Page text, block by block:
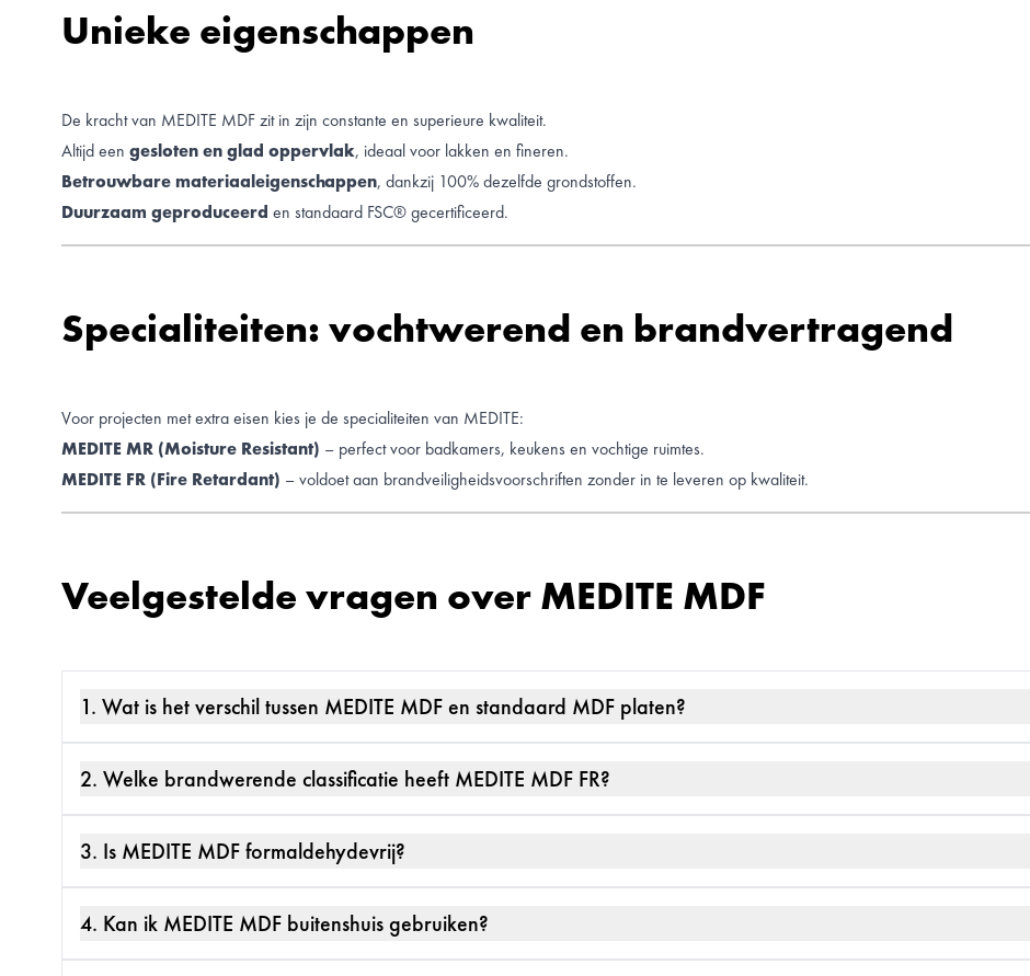
Unieke eigenschappen
De kracht van MEDITE MDF zit in zijn constante en superieure kwaliteit.
Altijd een gesloten en glad oppervlak, ideaal voor lakken en fineren.
Betrouwbare materiaaleigenschappen, dankzij 100% dezelfde grondstoffen.
Duurzaam geproduceerd en standaard FSC® gecertificeerd.
Specialiteiten: vochtwerend en brandvertragend
Voor projecten met extra eisen kies je de specialiteiten van MEDITE:
MEDITE MR (Moisture Resistant) – perfect voor badkamers, keukens en vochtige ruimtes.
MEDITE FR (Fire Retardant) – voldoet aan brandveiligheidsvoorschriften zonder in te leveren op kwaliteit.
Veelgestelde vragen over MEDITE MDF
1. Wat is het verschil tussen MEDITE MDF en standaard MDF platen?
2. Welke brandwerende classificatie heeft MEDITE MDF FR?
3. Is MEDITE MDF formaldehydevrij?
4. Kan ik MEDITE MDF buitenshuis gebruiken?